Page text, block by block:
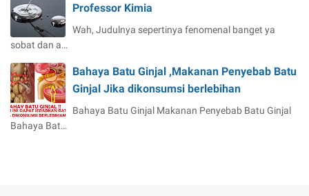
Professor Kimia
Wah, Judulnya sepertinya fenomenal banget ya
sobat dan a…
Bahaya Batu Ginjal ,Makanan Penyebab Batu
Ginjal Jika dikonsumsi berlebihan
Bahaya Batu Ginjal Makanan Penyebab Batu Ginjal
Bahaya Bat…